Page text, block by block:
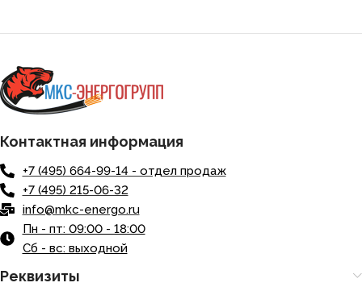
Контактная информация
+7 (495) 664-99-14 - отдел продаж
+7 (495) 215-06-32
info@mkc-energo.ru
Пн - пт: 09:00 - 18:00
Сб - вс: выходной
Реквизиты